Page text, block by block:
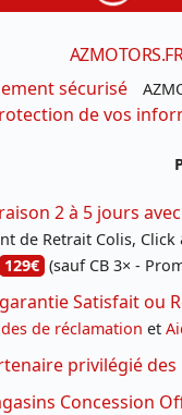
sécurisé
de vos
2 à 5 jours
de Retrait Colis, Click
129€ (sauf CB 3× -
Satisfait ou
de réclamation et
privilégié
Concession